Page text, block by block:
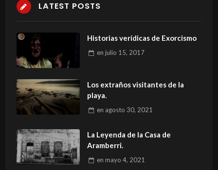
LATEST POSTS
Historias verídicas de Exorcismo
en julio 15, 2017
Los extraños visitantes de la
playa.
en agosto 30, 2021
La Leyenda de la Casa de
Aramberri.
en mayo 4, 2021